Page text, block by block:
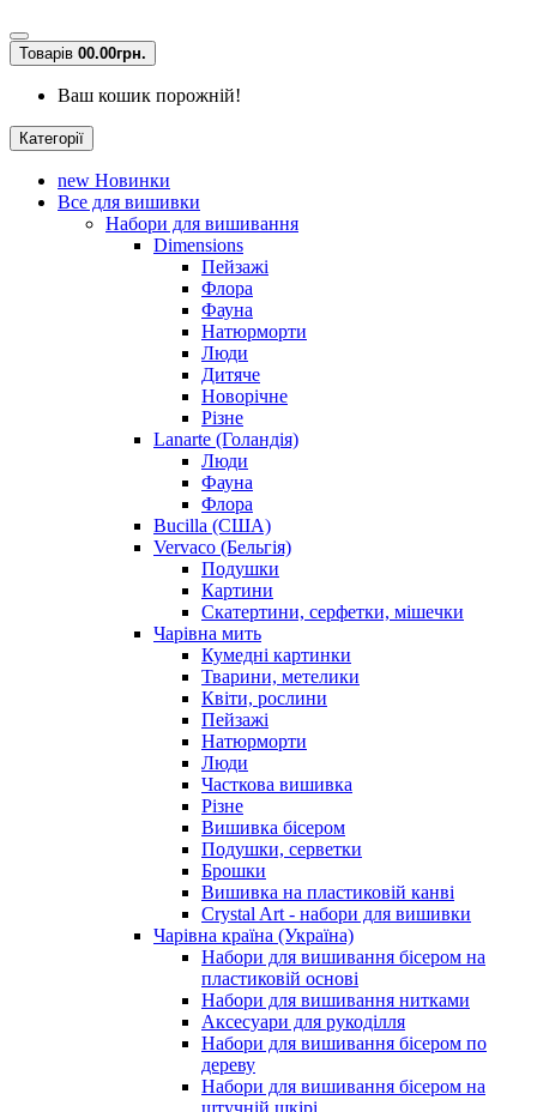
Товарів 00.00грн.
Ваш кошик порожній!
Категорії
new Новинки
Все для вишивки
Набори для вишивання
Dimensions
Пейзажі
Флора
Фауна
Натюрморти
Люди
Дитяче
Новорічне
Різне
Lanarte (Голандія)
Люди
Фауна
Флора
Bucilla (США)
Vervaco (Бельгія)
Подушки
Картини
Скатертини, серфетки, мішечки
Чарiвна мить
Кумедні картинки
Тварини, метелики
Квіти, рослини
Пейзажі
Натюрморти
Люди
Часткова вишивка
Різне
Вишивка бісером
Подушки, серветки
Брошки
Вишивка на пластиковій канві
Crystal Art - набори для вишивки
Чарівна країна (Україна)
Набори для вишивання бісером на
пластиковій основі
Набори для вишивання нитками
Аксесуари для рукоділля
Набори для вишивання бісером по
дереву
Набори для вишивання бісером на
штучній шкірі